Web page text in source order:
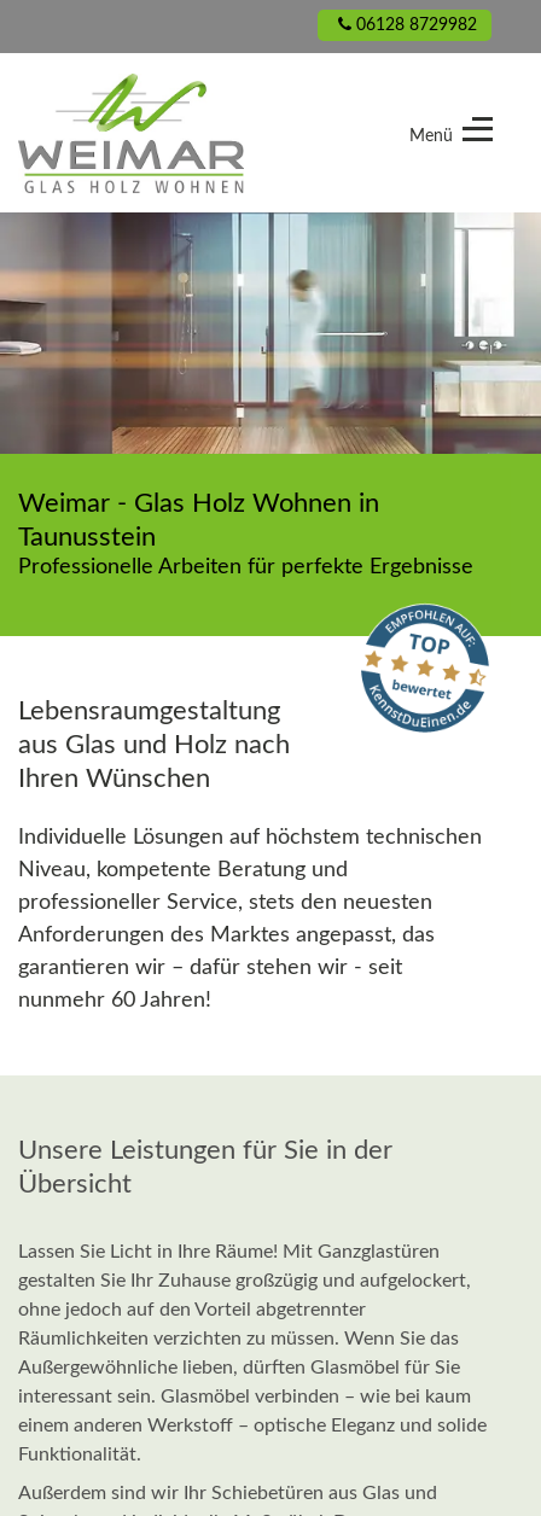
06128 8729982
Wohnen
Menü
Weimar - Glas Holz Wohnen in
Taunusstein
Professionelle Arbeiten für perfekte Ergebnisse
Lebensraumgestaltung
aus Glas und Holz nach
Ihren Wünschen
Individuelle Lösungen auf höchstem technischen
Niveau, kompetente Beratung und
professioneller Service, stets den neuesten
Anforderungen des Marktes angepasst, das
garantieren wir – dafür stehen wir - seit
nunmehr 60 Jahren!
Unsere Leistungen für Sie in der
Übersicht
Lassen Sie Licht in Ihre Räume! Mit Ganzglastüren
gestalten Sie Ihr Zuhause großzügig und aufgelockert,
ohne jedoch auf den Vorteil abgetrennter
Räumlichkeiten verzichten zu müssen. Wenn Sie das
Außergewöhnliche lieben, dürften Glasmöbel für Sie
interessant sein. Glasmöbel verbinden – wie bei kaum
einem anderen Werkstoff – optische Eleganz und solide
Funktionalität.
Außerdem sind wir Ihr Schiebetüren aus Glas und